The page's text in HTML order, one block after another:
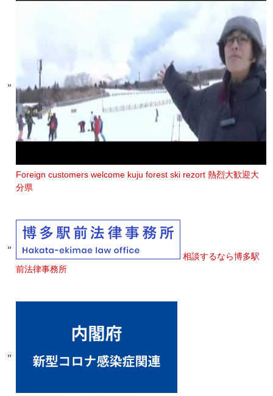
Foreign customers welcome kuju forest ski rezort 熱烈大歓迎大
分県
相談するなら博多駅
前法律事務所